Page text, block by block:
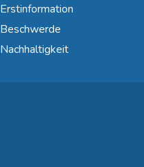
Erstinformation
Beschwerde
Nachhaltigkeit